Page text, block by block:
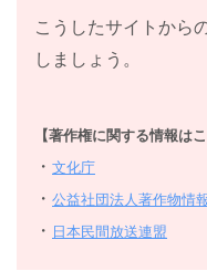
対なので何度も
や、三原課長が
リーですが、よ
マでした。50代男
こうしたサイトから
しましょう。
【著作権に関する情報はこ
・ 文化庁
・ 公益社団法人著作物情
・ 日本民間放送連盟